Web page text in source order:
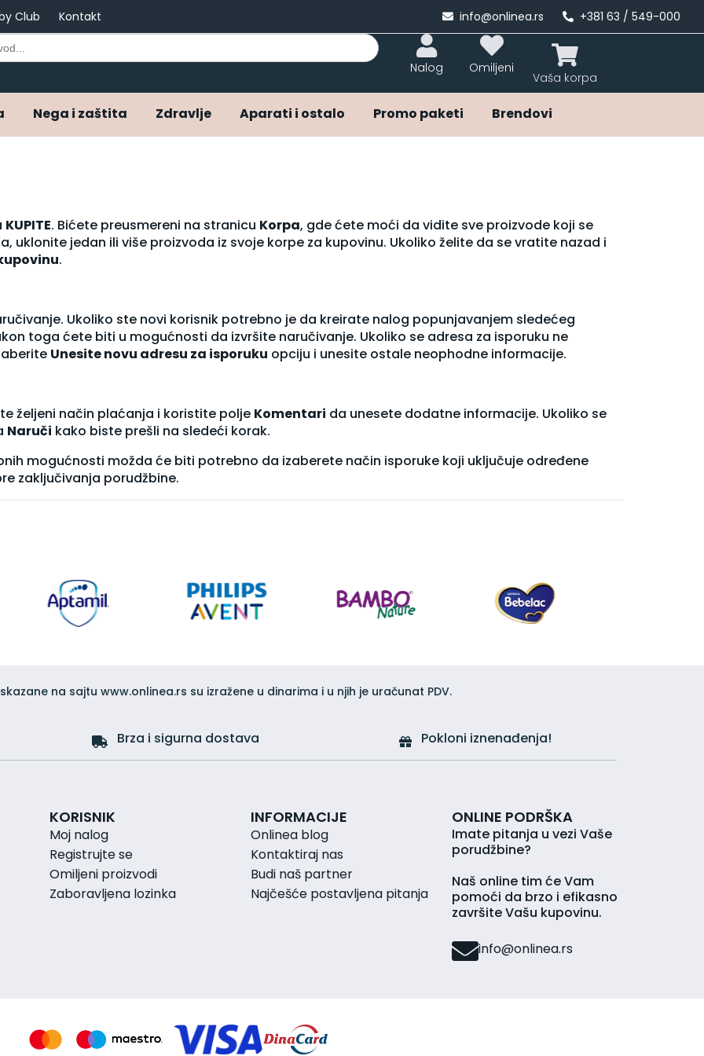
Club Kontakt info@onlinea.rs +381 63 / 549-000
Nalog Omiljeni
Nega i zaštita Zdravlje Aparati i ostalo Promo paketi
Brendovi
KUPITE. Bićete preusmereni na stranicu Korpa, gde ćete moći da vidite sve proizvode koji se
uklonite jedan ili više proizvoda iz svoje korpe za kupovinu. Ukoliko želite da se vratite nazad i
.
Ukoliko ste novi korisnik potrebno je da kreirate nalog popunjavanjem sledećeg
toga ćete biti u mogućnosti da izvršite naručivanje. Ukoliko se adresa za isporuku ne
Unesite novu adresu za isporuku opciju i unesite ostale neophodne informacije.
željeni način plaćanja i koristite polje Komentari da unesete dodatne informacije. Ukoliko se
Naruči kako biste prešli na sledeći korak.
mogućnosti možda će biti potrebno da izaberete način isporuke koji uključuje određene
zaključivanja porudžbine.
na sajtu www.onlinea.rs su izražene u dinarima i u njih je uračunat PDV.
Brza i sigurna dostava Pokloni iznenađenja!
KORISNIK
Moj nalog
Registrujte se
Omiljeni proizvodi
Zaboravljena lozinka
INFORMACIJE
Onlinea blog
Kontaktiraj nas
Budi naš partner
Najčešće postavljena pitanja
ONLINE PODRŠKA
Imate pitanja u vezi Vaše
porudžbine?
Naš online tim će Vam
pomoći da brzo i efikasno
završite Vašu kupovinu.
info@onlinea.rs